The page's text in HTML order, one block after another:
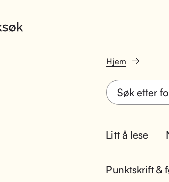
Hjem
Litt å lese
Punktskrift &